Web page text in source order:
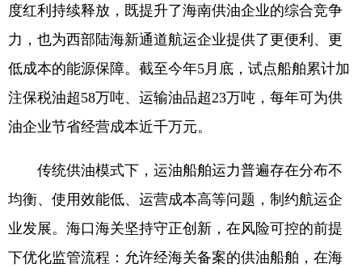
度红利持续释放，既提升了海南供油企业的综合竞争
力，也为西部陆海新通道航运企业提供了更便利、更
低成本的能源保障。截至今年5月底，试点船舶累计加
注保税油超58万吨、运输油品超23万吨，每年可为供
油企业节省经营成本近千万元。
传统供油模式下，运油船舶运力普遍存在分布不
均衡、使用效能低、运营成本高等问题，制约航运企
业发展。海口海关坚持守正创新，在风险可控的前提
下优化监管流程：允许经海关备案的供油船舶，在海